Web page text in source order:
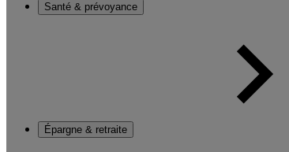
Santé & prévoyance
Épargne & retraite